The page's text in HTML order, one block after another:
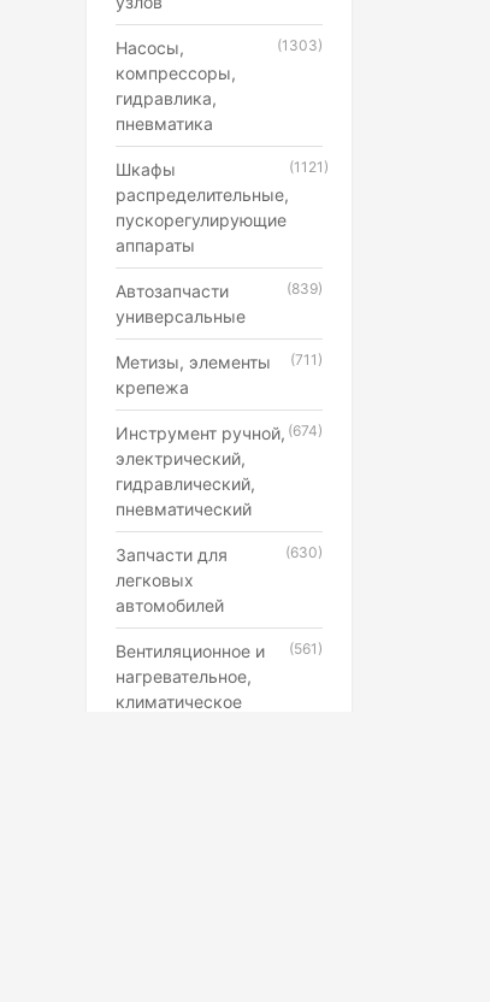
Насосы,
компрессоры,
гидравлика,
пневматика
(1303)
Шкафы
распределительные,
пускорегулирующие
аппараты
(1121)
Автозапчасти
универсальные
(839)
Метизы, элементы
крепежа
(711)
Инструмент ручной,
электрический,
гидравлический,
пневматический
(674)
Запчасти для
легковых
автомобилей
(630)
Вентиляционное и
нагревательное,
климатическое
(561)